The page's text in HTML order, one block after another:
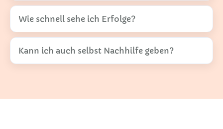
Wie schnell sehe ich Erfolge?
Kann ich auch selbst Nachhilfe geben?